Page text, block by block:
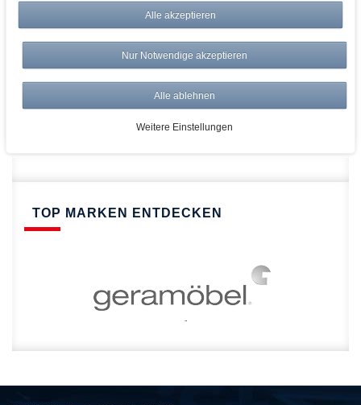
Versandkostenfrei ab 150€
Risikolos: 14 Tage Rückgabe
Über 20.000 Artikel
Schnelle Lieferung
TOP MARKEN ENTDECKEN
Alle akzeptieren
Nur Notwendige akzeptieren
Alle ablehnen
Weitere Einstellungen